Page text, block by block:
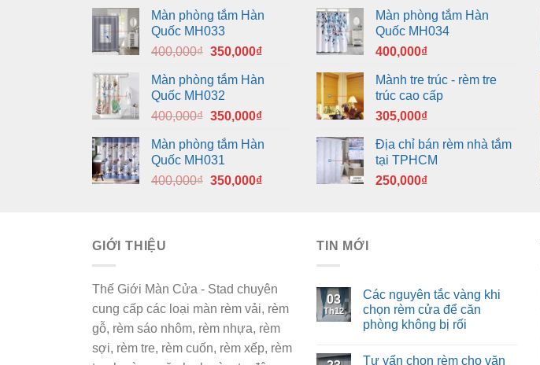
Màn phòng tắm Hàn
Quốc MH033
400,000₫ Giá
là:
400,000₫.
350,000₫Giá
tại
350,000₫.
Màn phòng tắm Hàn
Quốc MH032
400,000₫ Giá
là:
400,000₫.
350,000₫Giá
tại
350,000₫.
Màn phòng tắm Hàn
Quốc MH031
400,000₫ Giá
350,000₫Giá
Màn phòng tắm Hàn
Quốc MH034
400,000₫
Mành tre trúc - rèm tre
trúc cao cấp
305,000₫
Địa chỉ bán rèm nhà tắm
tại TPHCM
250,000₫
GIỚI THIỆU
Thế Giới Màn Cửa - Stad chuyên
cung cấp các loại màn rèm vải, rèm
gỗ, rèm sáo nhôm, rèm nhựa, rèm
sợi, rèm tre, rèm cuốn, rèm xếp, rèm
TIN MỚI
03
Th12
Các nguyên tắc vàng khi
chọn rèm cửa để căn
phòng không bị rối
Tư vấn chọn rèm cho văn